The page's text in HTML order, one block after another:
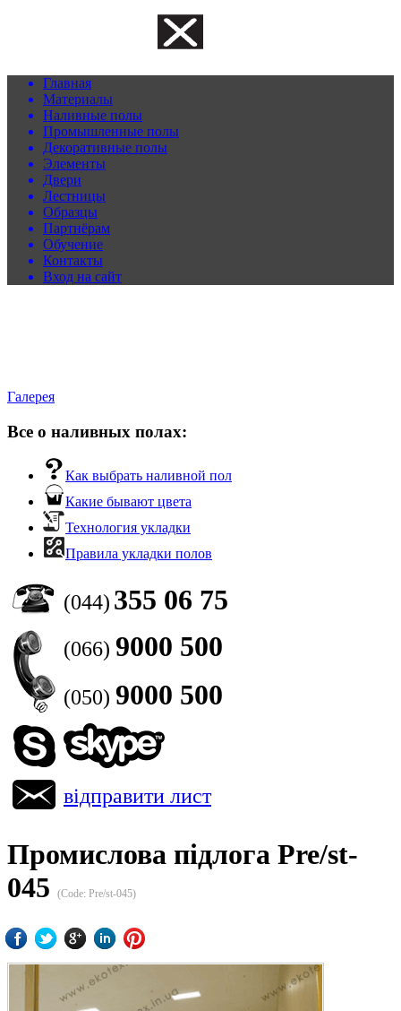
Главная
Материалы
Наливные полы
Промышленные полы
Декоративные полы
Элементы
Двери
Лестницы
Образцы
Партнёрам
Обучение
Контакты
Вход на сайт
Галерея
Все о наливных полах:
Как выбрать наливной пол
Какие бывают цвета
Технология укладки
Правила укладки полов
(044) 355 06 75
(066) 9000 500
(050) 9000 500
відправити лист
Промислова підлога Pre/st-
045
(Code: Pre/st-045)